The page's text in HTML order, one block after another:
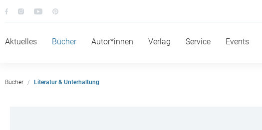
Aktuelles Bücher Autor*innen Verlag Service Events
Bücher Literatur & Unterhaltung